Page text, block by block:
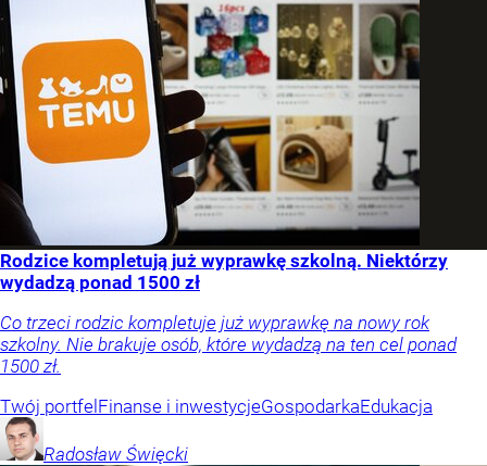
Rodzice kompletują już wyprawkę szkolną. Niektórzy
wydadzą ponad 1500 zł
Co trzeci rodzic kompletuje już wyprawkę na nowy rok
szkolny. Nie brakuje osób, które wydadzą na ten cel ponad
1500 zł.
Twój portfelFinanse i inwestycjeGospodarkaEdukacja
Radosław Święcki